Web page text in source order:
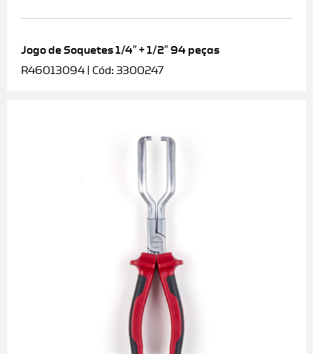
Jogo de Soquetes 1/4″ + 1/2″ 94 peças
R46013094 | Cód: 3300247